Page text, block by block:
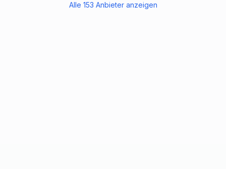
Alle 153 Anbieter anzeigen